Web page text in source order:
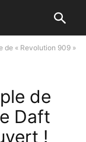
de « Revolution 909 »
de
Daft
!